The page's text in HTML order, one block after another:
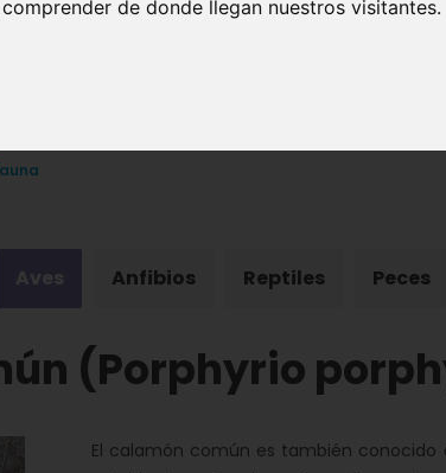
de donde llegan nuestros visitantes.
Fauna de la Región
Aves Anfibios Reptiles Peces
(Porphyrio
El calamón común es también conocido